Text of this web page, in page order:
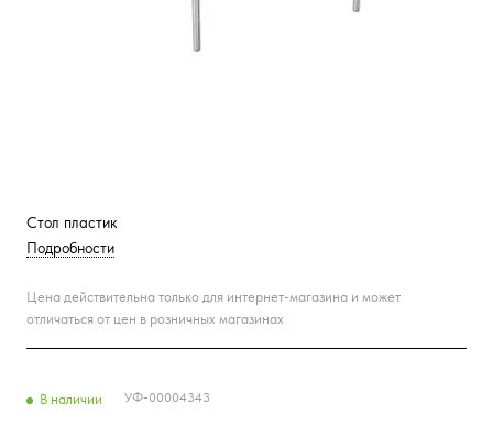
Стол пластик
Подробности
Цена действительна только для интернет-магазина и может
отличаться от цен в розничных магазинах
В наличии УФ-00004343